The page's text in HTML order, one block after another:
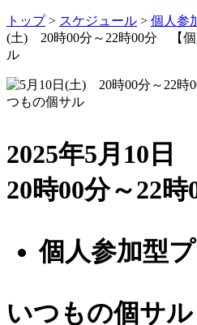
トップ> スケジュール > 個人参
(土) 20時00分～22時00分 【
ル
2025年5月10日
20時00分～22時
個人参加型
いつもの個サル